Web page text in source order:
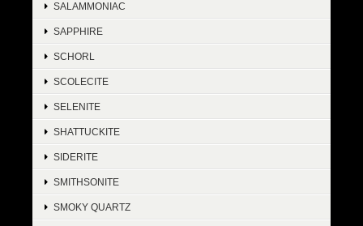
SALAMMONIAC
SAPPHIRE
SCHORL
SCOLECITE
SELENITE
SHATTUCKITE
SIDERITE
SMITHSONITE
SMOKY QUARTZ